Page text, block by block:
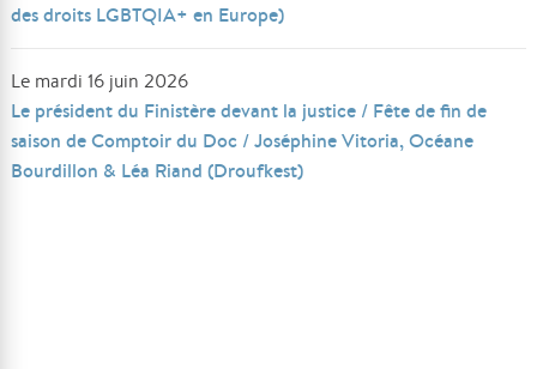
des droits LGBTQIA+ en Europe)
Le mardi 16 juin 2026
Le président du Finistère devant la justice / Fête de fin de
saison de Comptoir du Doc / Joséphine Vitoria, Océane
Bourdillon & Léa Riand (Droufkest)